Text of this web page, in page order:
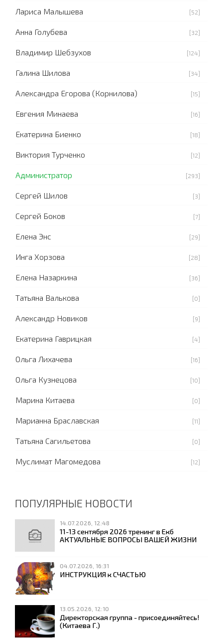
Лариса Малышева [52]
Анна Голубева [32]
Владимир Шебзухов [124]
Галина Шилова [34]
Александра Егорова (Корнилова) [15]
Евгения Минаева [16]
Екатерина Биенко [18]
Виктория Турченко [12]
Администратор [293]
Сергей Шилов [3]
Сергей Боков [7]
Елена Энс [29]
Инга Хорзова [28]
Елена Назаркина [36]
Татьяна Валькова [0]
Александр Новиков [9]
Екатерина Гаврицкая [4]
Ольга Лихачева [16]
Ольга Кузнецова [10]
Марина Китаева [0]
Марианна Браславская [11]
Татьяна Сагильетова [0]
Муслимат Магомедова [12]
ПОПУЛЯРНЫЕ НОВОСТИ
14.07.2026, 12:48
11-13 сентября 2026 тренинг в Екб
АКТУАЛЬНЫЕ ВОПРОСЫ ВАШЕЙ ЖИЗНИ
04.07.2026, 16:31
ИНСТРУКЦИЯ к СЧАСТЬЮ
13.05.2026, 12:10
Директорская группа - присоединяйтесь!
(Китаева Г.)